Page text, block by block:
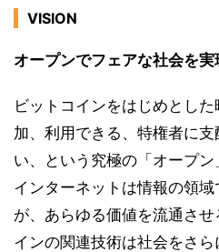
VISION
オープンでフェアな社会を実
ビットコインをはじめとし
加、利用できる、特権者に
い、という究極の「オープン
インターネットは情報の領
が、あらゆる価値を流通さ
インの関連技術は社会をさ